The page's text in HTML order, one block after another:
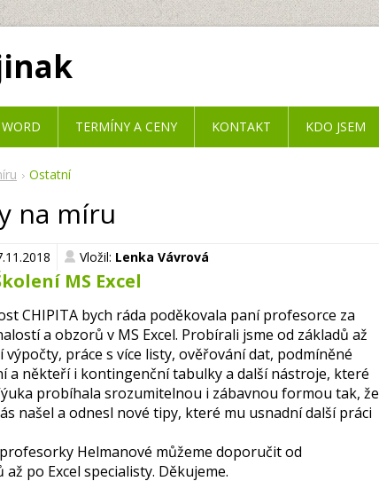
Ostatní
na míru
Vložil: Lenka Vávrová
MS Excel
CHIPITA bych ráda poděkovala paní profesorce za
a obzorů v MS Excel. Probírali jsme od základů až
výpočty, práce s více listy, ověřování dat, podmíněné
a někteří i kontingenční tabulky a další nástroje, které
probíhala srozumitelnou i zábavnou formou tak, že
našel a odnesl nové tipy, které mu usnadní další práci
Helmanové můžeme doporučit od
až po Excel specialisty. Děkujeme.
WORD TERMÍNY A CENY KONTAKT KDO JSEM